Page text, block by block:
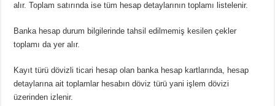
alır. Toplam satırında ise tüm hesap detaylarının toplamı listelenir.
Banka hesap durum bilgilerinde tahsil edilmemiş kesilen çekler
toplamı da yer alır.
Kayıt türü dövizli ticari hesap olan banka hesap kartlarında, hesap
detaylarına ait toplamlar hesabın döviz türü yani işlem dövizi
üzerinden izlenir.